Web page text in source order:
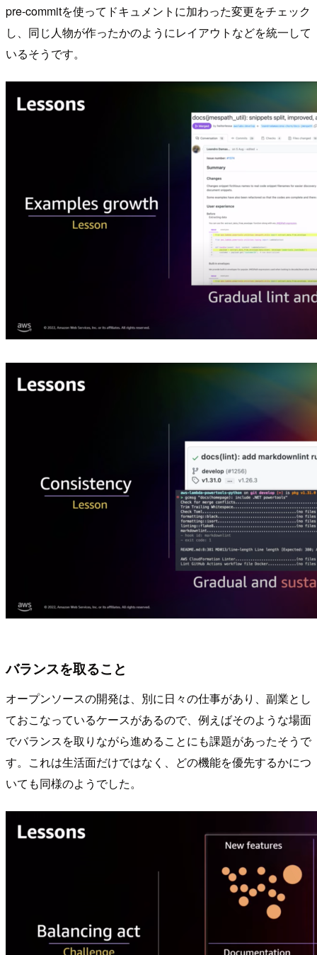
pre-commitを使ってドキュメントに加わった変更をチェック
し、同じ人物が作ったかのようにレイアウトなどを統一して
いるそうです。
バランスを取ること
オープンソースの開発は、別に日々の仕事があり、副業とし
ておこなっているケースがあるので、例えばそのような場面
でバランスを取りながら進めることにも課題があったそうで
す。これは生活面だけではなく、どの機能を優先するかにつ
いても同様のようでした。